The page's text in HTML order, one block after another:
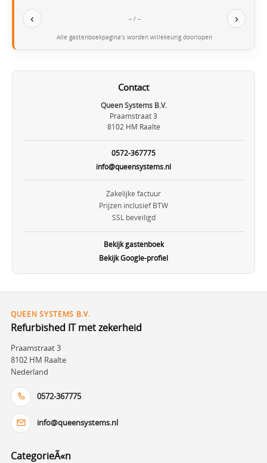
‹ – / – ›
Alle gastenboekpagina’s worden willekeurig doorlopen
Contact
Queen Systems B.V.
Praamstraat 3
8102 HM Raalte
0572-367775
info@queensystems.nl
Zakelijke factuur
Prijzen inclusief BTW
SSL beveiligd
Bekijk gastenboek
Bekijk Google-profiel
QUEEN SYSTEMS B.V.
Refurbished IT met zekerheid
Praamstraat 3
8102 HM Raalte
Nederland
0572-367775
info@queensystems.nl
CategorieÃ«n